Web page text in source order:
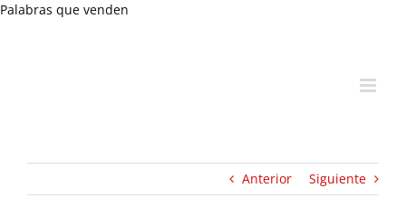
Palabras que venden
Anterior Siguiente